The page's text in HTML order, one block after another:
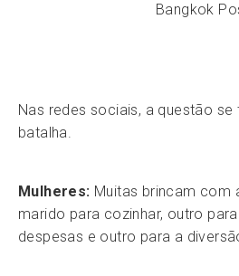
Bangkok
Nas redes sociais, a questão
batalha.
Mulheres: Muitas brincam com
marido para cozinhar, outro
despesas e outro para a